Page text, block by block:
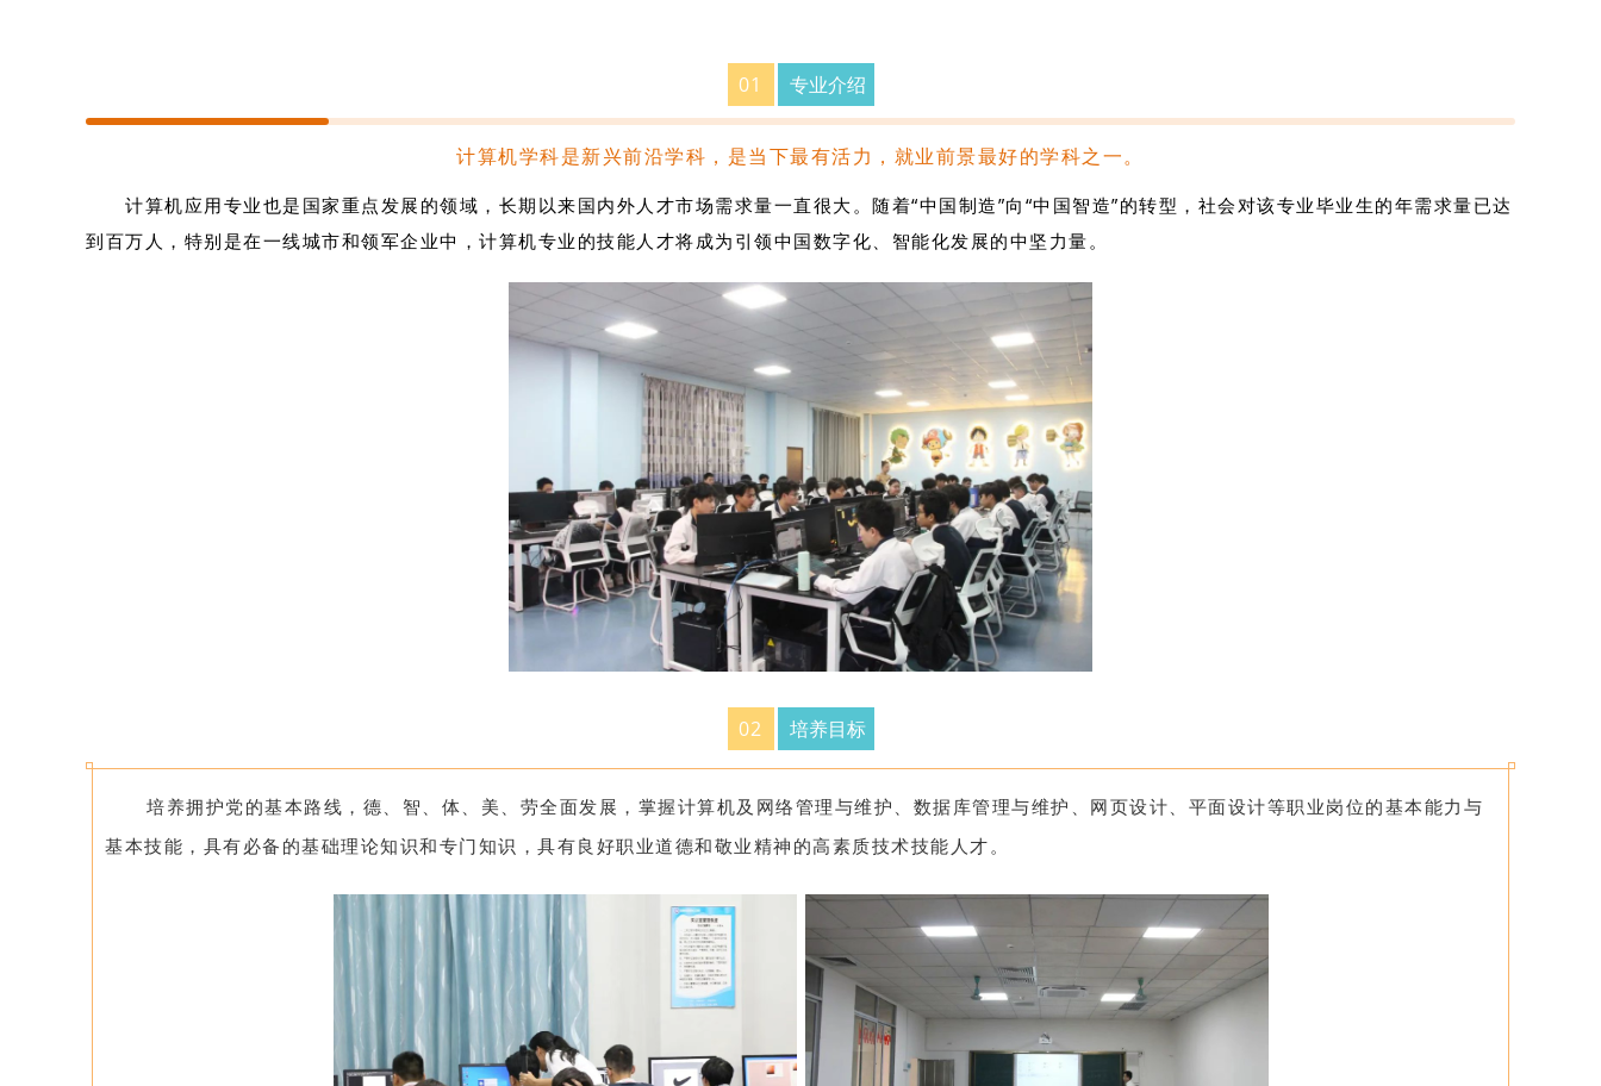
01 专业介绍
计算机学科是新兴前沿学科，是当下最有活力，就业前景最好的学科之一。
计算机应用专业也是国家重点发展的领域，长期以来国内外人才市场需求量一直很大。随着“中国制造”向“中国智造”的转型，社会对该专业毕业生的年需求量已达
到百万人，特别是在一线城市和领军企业中，计算机专业的技能人才将成为引领中国数字化、智能化发展的中坚力量。
02 培养目标
培养拥护党的基本路线，德、智、体、美、劳全面发展，掌握计算机及网络管理与维护、数据库管理与维护、网页设计、平面设计等职业岗位的基本能力与
基本技能，具有必备的基础理论知识和专门知识，具有良好职业道德和敬业精神的高素质技术技能人才。